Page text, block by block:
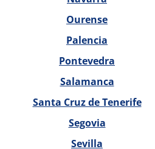
Ourense
Palencia
Pontevedra
Salamanca
Santa Cruz de Tenerife
Segovia
Sevilla